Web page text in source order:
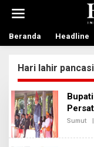
t
Beranda Headline
Hari lahir
Sumut |